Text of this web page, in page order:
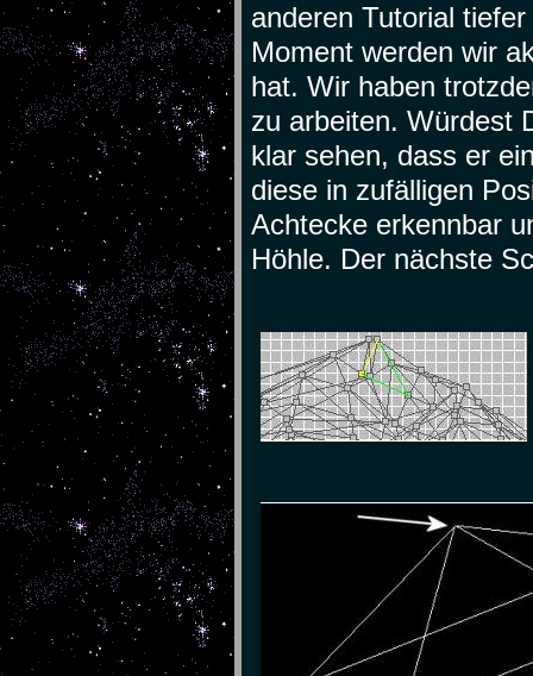
anderen Tutorial
Moment werden wir
hat. Wir haben
zu arbeiten. Würdest
klar sehen, dass er
diese in zufälligen
Achtecke erkennbar
Höhle. Der nächste